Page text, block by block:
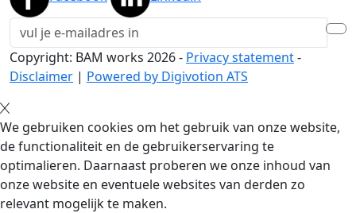
Copyright: BAM works 2026- Privacy statement-
Disclaimer | Powered by Digivotion ATS
We gebruiken cookies om het gebruik van onze website,
de functionaliteit en de gebruikerservaring te
optimalieren. Daarnaast proberen we onze inhoud van
onze website en eventuele websites van derden zo
relevant mogelijk te maken.